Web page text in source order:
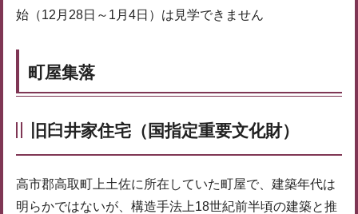
始（12月28日～1月4日）は見学できません
町屋集落
旧臼井家住宅（国指定重要文化財）
高市郡高取町上土佐に所在していた町屋で、建築年代は
明らかではないが、構造手法上18世紀前半頃の建築と推